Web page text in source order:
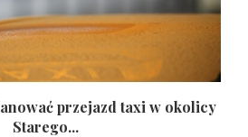
przejazd taxi w okolicy
Starego...